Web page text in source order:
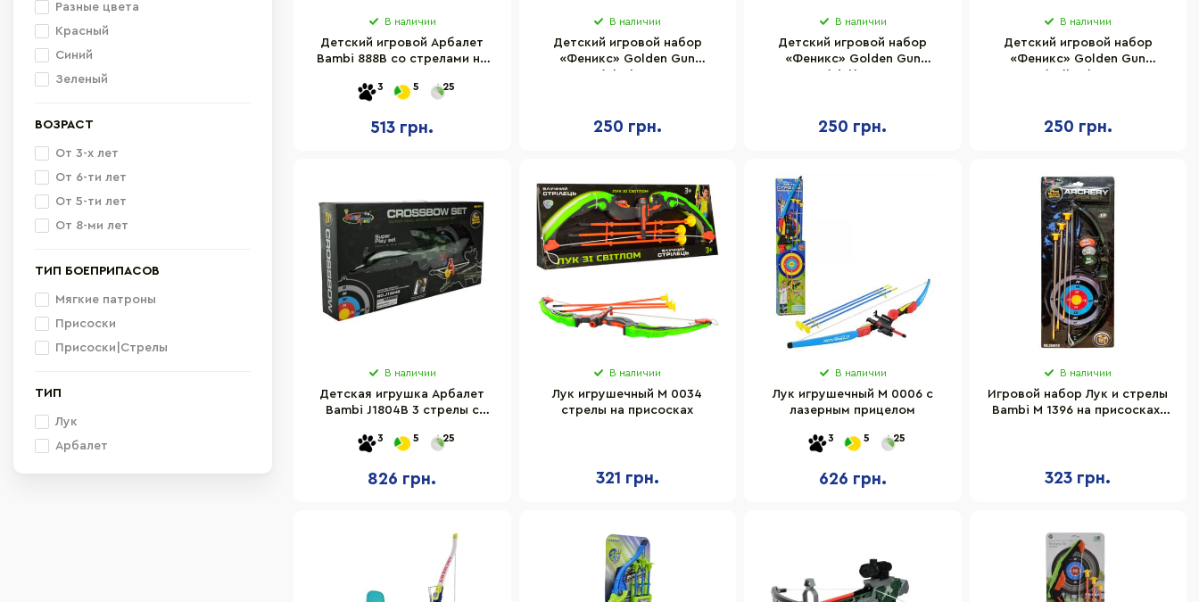
Разные цвета
Красный
Синий
Зеленый
ВОЗРАСТ
От 3-х лет
От 6-ти лет
От 5-ти лет
От 8-ми лет
ТИП БОЕПРИПАСОВ
Мягкие патроны
Присоски
Присоски|Стрелы
ТИП
Лук
Арбалет
В наличии
Детский игровой Арбалет
Bambi 888B со стрелами на
3 5 25
513 грн.
В наличии
Детский игровой набор
«Феникс» Golden Gun
250 грн.
В наличии
Детский игровой набор
«Феникс» Golden Gun
250 грн.
В наличии
Детский игровой набор
«Феникс» Golden Gun
250 грн.
В наличии
Детская игрушка Арбалет
Bambi J1804B 3 стрелы с
3 5 25
826 грн.
В наличии
Лук игрушечный M 0034
стрелы на присосках
321 грн.
В наличии
Лук игрушечный M 0006 с
лазерным прицелом
3 5 25
626 грн.
В наличии
Игровой набор Лук и стрелы
Bambi M 1396 на присосках,
323 грн.